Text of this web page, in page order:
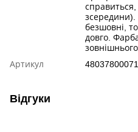
зсередини).
безшовні,
довго.
Артикул
Відгуки